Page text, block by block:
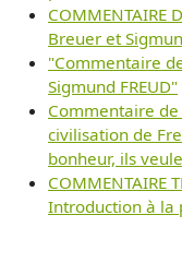
COMMENTAIRE
Breuer et
"Commentaire
Sigmund FREUD"
Commentaire
civilisation de
bonheur, ils
COMMENTAIRE
Introduction à la